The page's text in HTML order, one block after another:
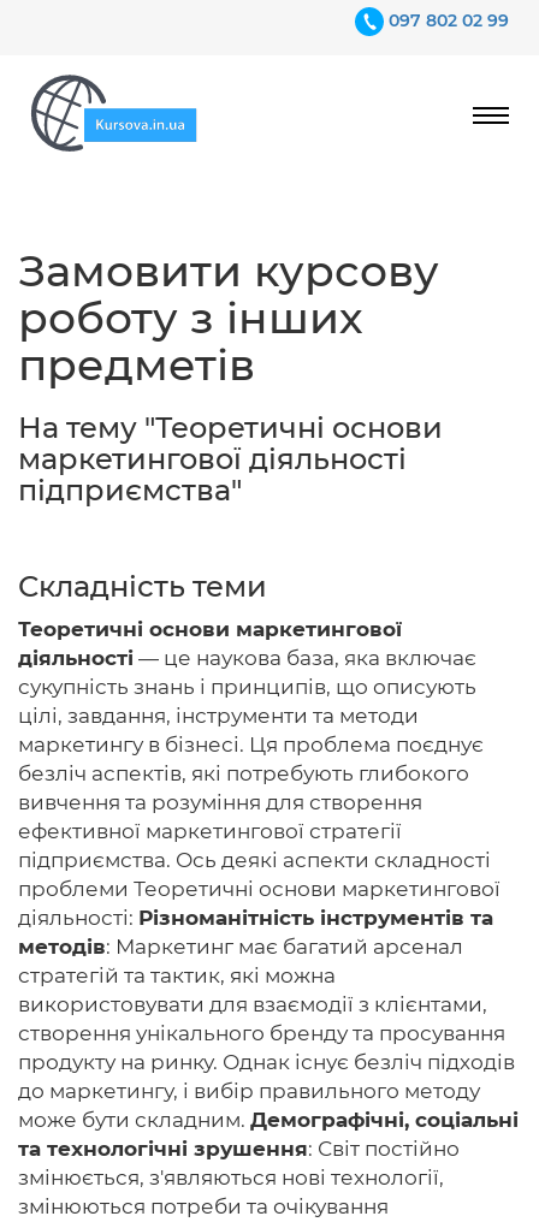
097 802 02 99
Замовити курсову
роботу з інших
предметів
На тему "Теоретичні основи
маркетингової діяльності
підприємства"
Складність теми
Теоретичні основи маркетингової
діяльності — це наукова база, яка включає
сукупність знань і принципів, що описують
цілі, завдання, інструменти та методи
маркетингу в бізнесі. Ця проблема поєднує
безліч аспектів, які потребують глибокого
вивчення та розуміння для створення
ефективної маркетингової стратегії
підприємства. Ось деякі аспекти складності
проблеми Теоретичні основи маркетингової
діяльності: Різноманітність інструментів та
методів: Маркетинг має багатий арсенал
стратегій та тактик, які можна
використовувати для взаємодії з клієнтами,
створення унікального бренду та просування
продукту на ринку. Однак існує безліч підходів
до маркетингу, і вибір правильного методу
може бути складним. Демографічні, соціальні
та технологічні зрушення: Світ постійно
змінюється, з'являються нові технології,
змінюються потреби та очікування
Гарантії
Відгуки
Контакти
Головна
Авторам
Умови
Вхiд